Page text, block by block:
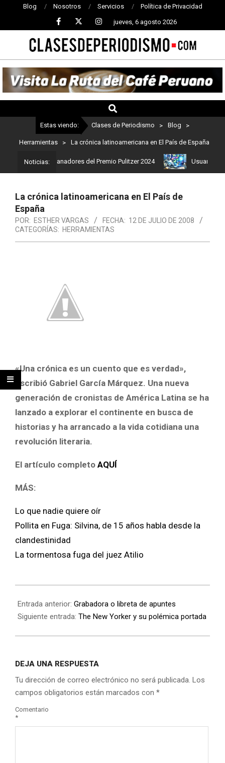
Blog Nosotros Servicios Política de Privacidad
jueves, 6 agosto 2026
CLASES
DE
PERIODISMO
Estas viendo: Clases de Periodismo > Blog >
Herramientas > La crónica latinoamericana en El País de España
Noticias:
son los ganadores del Premio Pulitzer 2024 Usuarios de
La crónica latinoamericana en El País de
España
POR: ESTHER VARGAS FECHA: 12 DE JULIO DE 2008
CATEGORÍAS: HERRAMIENTAS
«Una crónica es un cuento que es verdad»,
escribió Gabriel García Márquez. Una nueva
generación de cronistas de América Latina se ha
lanzado a explorar el continente en busca de
historias y ha arrancado a la vida cotidiana una
revolución literaria.
El artículo completo AQUÍ
MÁS:
Lo que nadie quiere oír
Pollita en Fuga: Silvina, de 15 años habla desde la
clandestinidad
La tormentosa fuga del juez Atilio
Entrada anterior: Grabadora o libreta de apuntes
Siguiente entrada: The New Yorker y su polémica portada
DEJA UNA RESPUESTA
Tu dirección de correo electrónico no será publicada. Los
campos obligatorios están marcados con *
Comentario
*